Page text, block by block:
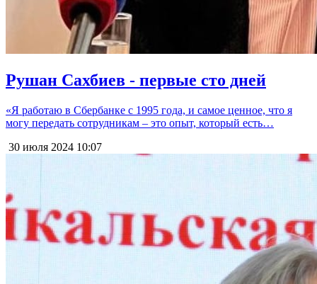
Рушан Сахбиев - первые сто дней
«Я работаю в Сбербанке с 1995 года, и самое ценное, что я
могу передать сотрудникам – это опыт, который есть…
30 июля 2024 10:07